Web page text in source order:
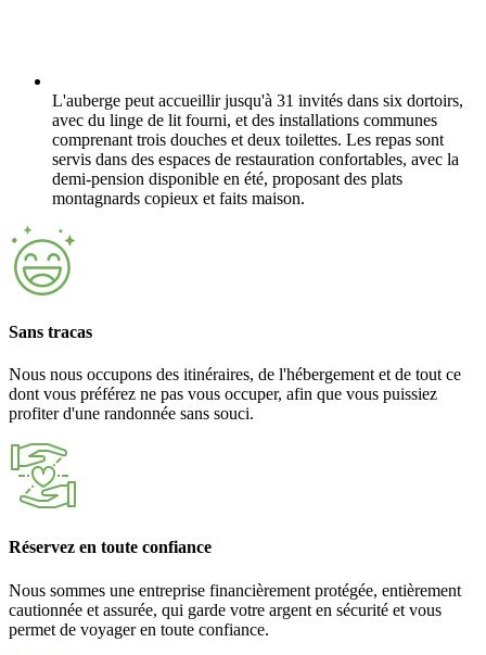
L'auberge peut accueillir jusqu'à 31 invités dans six dortoirs,
avec du linge de lit fourni, et des installations communes
comprenant trois douches et deux toilettes. Les repas sont
servis dans des espaces de restauration confortables, avec la
demi-pension disponible en été, proposant des plats
montagnards copieux et faits maison.
Sans tracas
Nous nous occupons des itinéraires, de l'hébergement et de tout ce
dont vous préférez ne pas vous occuper, afin que vous puissiez
profiter d'une randonnée sans souci.
Réservez en toute confiance
Nous sommes une entreprise financièrement protégée, entièrement
cautionnée et assurée, qui garde votre argent en sécurité et vous
permet de voyager en toute confiance.